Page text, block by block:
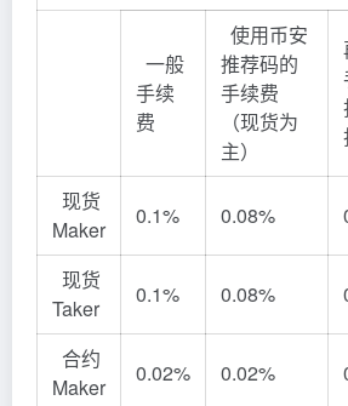
一般
手续
费
使用币安
推荐码的
手续费
（现货为
主）
现货
Maker
0.1% 0.08%
现货
Taker
0.1% 0.08%
合约
Maker
0.02% 0.02%